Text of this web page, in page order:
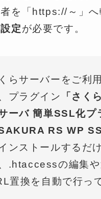
を「https://～」へ
定が必要です。
らサーバーをご利
プラグイン
「さく
ーバ 簡単SSL化プ
SAKURA RS WP
ンストールするだけ
.htaccessの編集や
置換を自動で行っ